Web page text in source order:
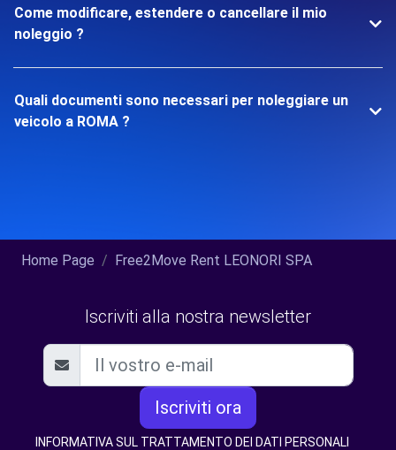
Come modificare, estendere o cancellare il mio
noleggio ?
Quali documenti sono necessari per noleggiare un
veicolo a ROMA ?
Home Page Free2Move Rent LEONORI SPA
Iscriviti alla nostra newsletter
Iscriviti ora
INFORMATIVA SUL TRATTAMENTO DEI DATI PERSONALI